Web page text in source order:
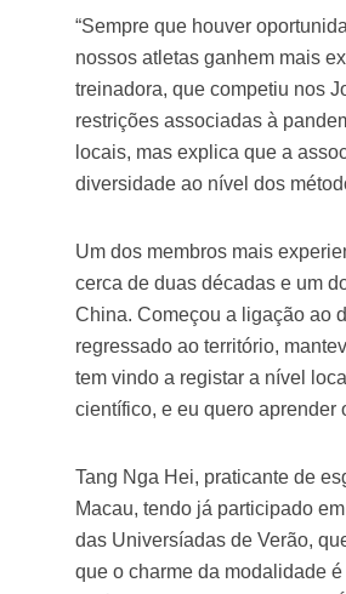
“Sempre que houver
nossos atletas ganhem mais
treinadora, que competiu nos
restrições associadas à
locais, mas explica que a
diversidade ao nível dos
Um dos membros mais
cerca de duas décadas e um
China. Começou a ligação ao
regressado ao território,
tem vindo a registar a nível
científico, e eu quero aprender
Tang Nga Hei, praticante de
Macau, tendo já participado
das Universíadas de Verão,
que o charme da modalidade